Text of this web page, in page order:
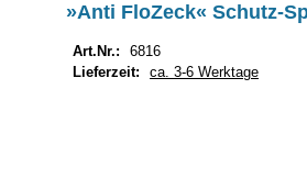
»Anti FloZeck« Schutz-
Art.Nr.:
6816
Lieferzeit:
ca. 3-6 Werktage